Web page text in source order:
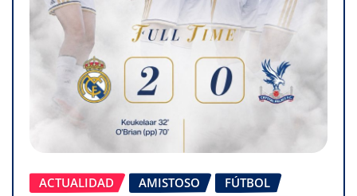
ACTUALIDAD AMISTOSO
FÚTBOL